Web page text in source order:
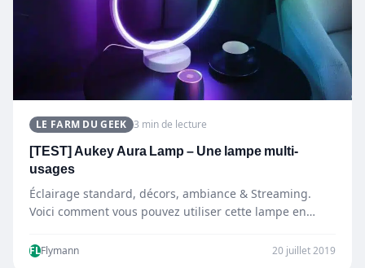
LE FARM DU GEEK 3 min de lecture
[TEST] Aukey Aura Lamp – Une lampe multi-
usages
Éclairage standard, décors, ambiance & Streaming.
Voici comment vous pouvez utiliser cette lampe en
FLFlymann 20 juillet 2019